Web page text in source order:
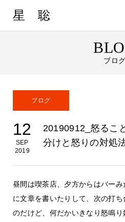
星 聡
ブログ
ブログ
12
SEP
2019
20190912_怒るこ
分けと怒りの対処
昼間は喫茶店、夕方からはバー
に文章を書いたりして、次の打
のだけど、何だかいきなり怒鳴